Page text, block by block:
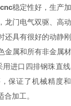
稳定性好，生产
龙门电气双驱、高
还具有很好的动静
金属和所有非金属
进口四排钢珠直
保证了机械精度
加工。